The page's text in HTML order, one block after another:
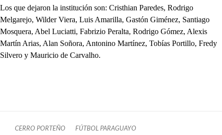
Los que dejaron la institución son: Cristhian Paredes, Rodrigo
Melgarejo, Wilder Viera, Luis Amarilla, Gastón Giménez, Santiago
Mosquera, Abel Luciatti, Fabrizio Peralta, Rodrigo Gómez, Alexis
Martín Arias, Alan Soñora, Antonino Martínez, Tobías Portillo, Fredy
Silvero y Mauricio de Carvalho.
CERRO PORTEÑO FÚTBOL PARAGUAYO